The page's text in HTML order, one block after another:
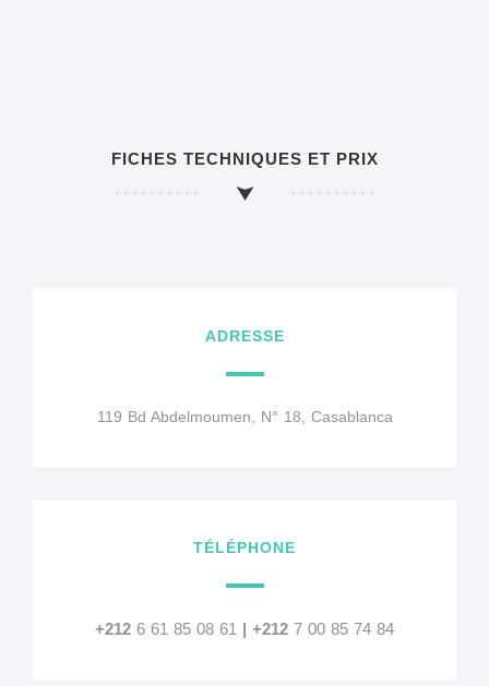
FICHES TECHNIQUES ET PRIX
ADRESSE
119 Bd Abdelmoumen, N° 18, Casablanca
TÉLÉPHONE
+212 6 61 85 08 61 | +212 7 00 85 74 84